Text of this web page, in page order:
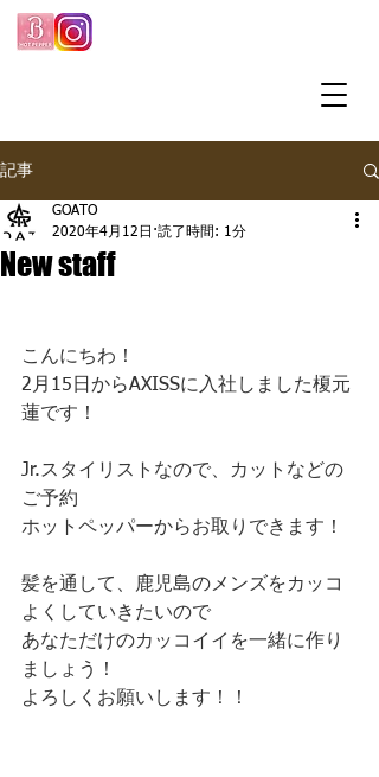
記事
New staff
GOATO
2020年4月12日 読了時間: 1分
こんにちわ！
2月15日からAXISSに入社しました榎元
蓮です！
Jr.スタイリストなので、カットなどの
ご予約
ホットペッパーからお取りできます！
髪を通して、鹿児島のメンズをカッコ
よくしていきたいので
あなただけのカッコイイを一緒に作り
ましょう！
よろしくお願いします！！